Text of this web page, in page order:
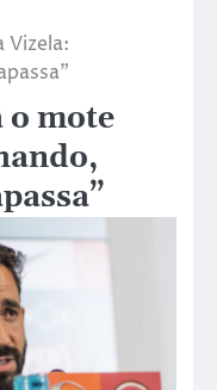
Vizela:
o mote